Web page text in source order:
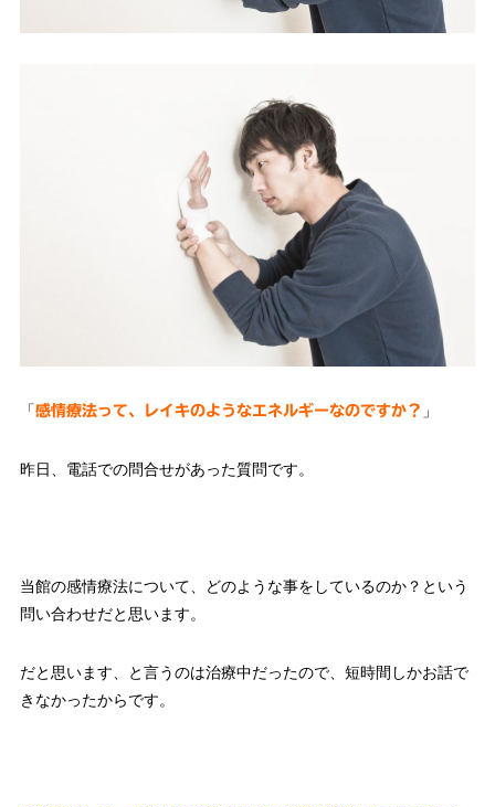
「感情療法って、レイキのようなエネルギーなのですか？ 」
昨日、電話での問合せがあった質問です。
当館の感情療法について、どのような事をしているのか？という
問い合わせだと思います。
だと思います、と言うのは治療中だったので、短時間しかお話で
きなかったからです。